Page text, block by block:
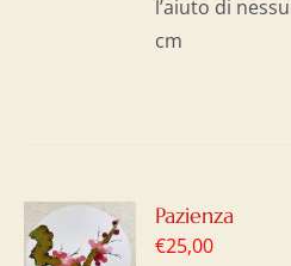
l’aiuto di
cm
Pazienza
€25,00